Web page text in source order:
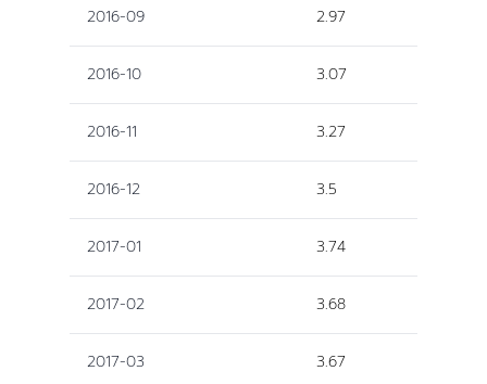
2016-09 2.97
2016-10 3.07
2016-11 3.27
2016-12 3.5
2017-01 3.74
2017-02 3.68
2017-03 3.67